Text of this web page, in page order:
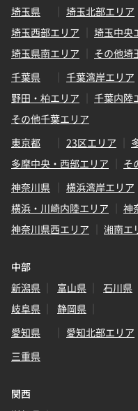
埼玉県
埼玉北部エリア
埼玉西部エリア
埼玉中央
埼玉県南エリア
その他埼
千葉県
千葉湾岸エリア
野田・柏エリア
千葉内陸
その他千葉エリア
東京都
23区エリア
多摩中央・西部エリア
そ
神奈川県
横浜湾岸エリア
横浜・川崎内陸エリア
神
神奈川県西エリア
湘南エ
中部
新潟県
富山県 石川県
岐阜県
静岡県
愛知県
愛知北部エリア
三重県
関西